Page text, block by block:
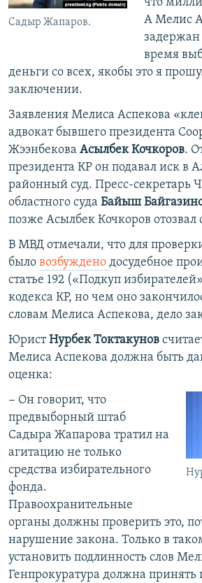
Садыр Жапаров.
А Мелис
задержан
время
деньги со всех, якобы это я
заключении.
Заявления Мелиса Аспекова
адвокат бывшего президента
Жээнбекова Асылбек Кочкоров.
президента КР он подавал иск в
районный суд. Пресс-секретарь
областного суда Байыш
позже Асылбек Кочкоров отозвал
В МВД отмечали, что для
было возбуждено досудебное
статье 192 («Подкуп
кодекса КР, но чем оно
словам Мелиса Аспекова, дело
ЮристНурбек Токтакунов
Мелиса Аспекова должна быть
оценка:
− Он говорит, что
предвыборный штаб
Садыра Жапарова тратил на
агитацию не только
средства избирательного
фонда.
Правоохранительные
органы должны проверить это,
нарушение закона. Только в
установить подлинность слов
Генпрокуратура должна